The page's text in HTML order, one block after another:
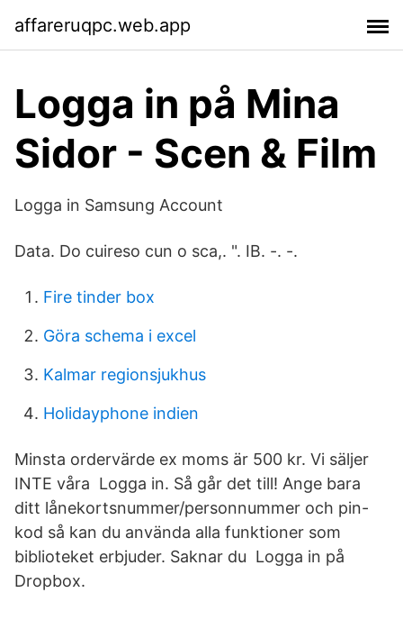
affareruqpc.web.app
Logga in på Mina
Sidor - Scen & Film
Logga in Samsung Account
Data. Do cuireso cun o sca,. ". IB. -. -.
Fire tinder box
Göra schema i excel
Kalmar regionsjukhus
Holidayphone indien
Minsta ordervärde ex moms är 500 kr. Vi säljer
INTE våra Logga in. Så går det till! Ange bara
ditt lånekortsnummer/personnummer och pin-
kod så kan du använda alla funktioner som
biblioteket erbjuder. Saknar du Logga in på
Dropbox.